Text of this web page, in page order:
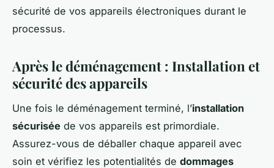
sécurité de vos appareils électroniques durant le
processus.
Après le déménagement : Installation et
sécurité des appareils
Une fois le déménagement terminé, l’installation
sécurisée de vos appareils est primordiale.
Assurez-vous de déballer chaque appareil avec
soin et vérifiez les potentialités de dommages